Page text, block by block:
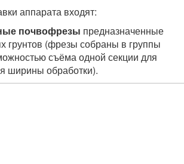
аппарата входят:
почвофрезы предназначенные
грунтов (фрезы собраны в группы
съёма одной секции для
ширины обработки).